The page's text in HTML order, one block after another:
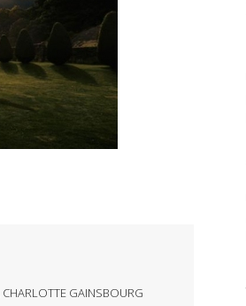
CHARLOTTE GAINSBOURG